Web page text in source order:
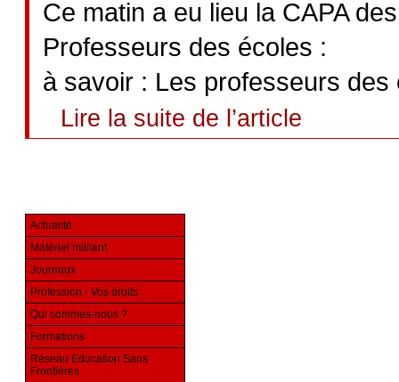
Ce matin a eu lieu la CAPA
Professeurs des écoles :
à savoir : Les professeurs
Lire la suite de l’article
Actualité
Matériel militant
Journaux
Profession - Vos droits
Qui sommes-nous ?
Formations
Réseau Education Sans
Frontières